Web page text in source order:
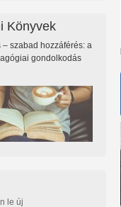
Könyvek
– szabad hozzáférés: a
gondolkodás
le új